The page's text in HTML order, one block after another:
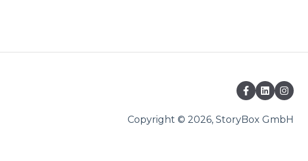
Copyright © 2026, StoryBox GmbH